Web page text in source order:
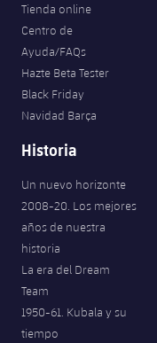
Tienda online
Centro de
Ayuda/FAQs
Hazte Beta Tester
Black Friday
Navidad Barça
Historia
Un nuevo horizonte
2008-20. Los mejores
años de nuestra
historia
La era del Dream
Team
1950-61. Kubala y su
tiempo